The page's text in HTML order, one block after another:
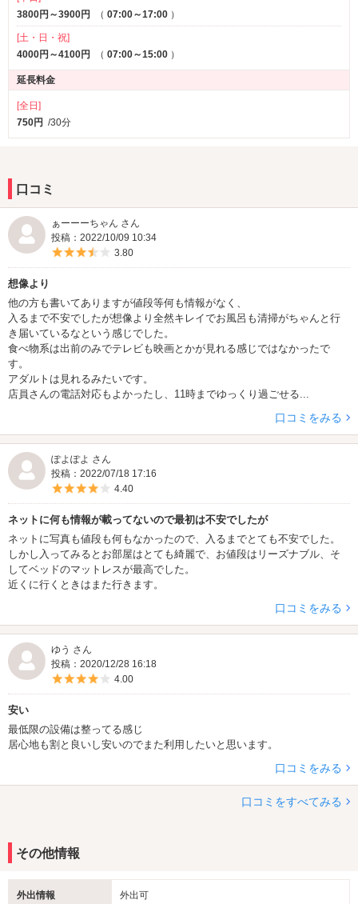
3800円～3900円
（ 07:00～17:00 ）
[土・日・祝]
4000円～4100円
（ 07:00～15:00 ）
延長料金
[全日]
750円 /30分
口コミ
ぁーーーちゃん さん
投稿：2022/10/09 10:34
5つ星のうち3.5
3.80
想像より
他の方も書いてありますが値段等何も情報がなく、
入るまで不安でしたが想像より全然キレイでお風呂も清掃がちゃんと行
き届いているなという感じでした。
食べ物系は出前のみでテレビも映画とかが見れる感じではなかったで
す。
アダルトは見れるみたいです。
店員さんの電話対応もよかったし、11時までゆっくり過ごせる...
口コミをみる
ぽよぽよ さん
投稿：2022/07/18 17:16
5つ星のうち4
4.40
ネットに何も情報が載ってないので最初は不安でしたが
ネットに写真も値段も何もなかったので、入るまでとても不安でした。
しかし入ってみるとお部屋はとても綺麗で、お値段はリーズナブル、そ
してベッドのマットレスが最高でした。
近くに行くときはまた行きます。
口コミをみる
ゆう さん
投稿：2020/12/28 16:18
5つ星のうち4
4.00
安い
最低限の設備は整ってる感じ
居心地も割と良いし安いのでまた利用したいと思います。
口コミをみる
口コミをすべてみる
その他情報
外出情報
外出可